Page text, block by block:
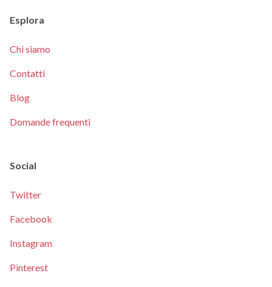
Esplora
Chi siamo
Contatti
Blog
Domande frequenti
Social
Twitter
Facebook
Instagram
Pinterest